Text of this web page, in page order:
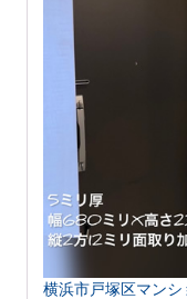
横浜市戸塚区マン